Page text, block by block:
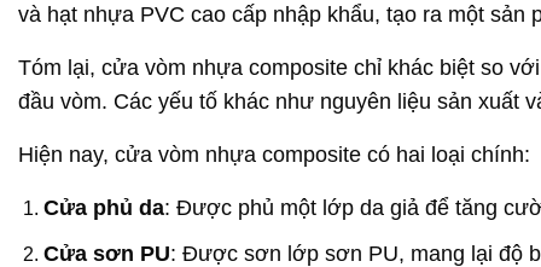
và hạt nhựa PVC cao cấp nhập khẩu, tạo ra một sản
Tóm lại, cửa vòm nhựa composite chỉ khác biệt so
đầu vòm. Các yếu tố khác như nguyên liệu sản xuất
Hiện nay, cửa vòm nhựa composite có hai loại chính:
Cửa phủ da: Được phủ một lớp da giả để tăng
Cửa sơn PU: Được sơn lớp sơn PU, mang lại độ